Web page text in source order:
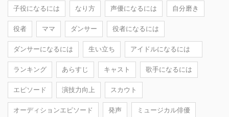
子役になるには なり方 声優になるには 自分磨き
役者 ママ ダンサー 役者になるには
ダンサーになるには 生い立ち アイドルになるには
ランキング あらすじ キャスト 歌手になるには
エピソード 演技力向上 スカウト
オーディションエピソード 発声 ミュージカル俳優